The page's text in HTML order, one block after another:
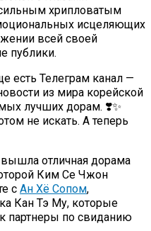
хрипловатым
исцеляющих
всей своей
публики.
есть Телеграм канал —
из мира корейской
лучших дорам. ❣️✨
не искать. А теперь
отличная дорама
Ким Се Чжон
с Ан Хё Сопом,
Кан Тэ Му, которые
партнеры по свиданию